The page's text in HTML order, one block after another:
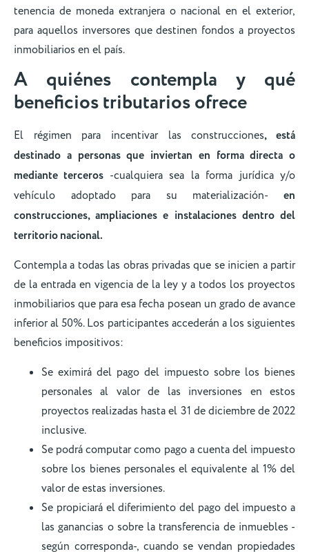
tenencia de moneda extranjera o nacional en el exterior,
para aquellos inversores que destinen fondos a proyectos
inmobiliarios en el país.
A quiénes contempla y qué
beneficios tributarios ofrece
El régimen para incentivar las construcciones, está
destinado a personas que inviertan en forma directa o
mediante terceros -cualquiera sea la forma jurídica y/o
vehículo adoptado para su materialización- en
construcciones, ampliaciones e instalaciones dentro del
territorio nacional.
Contempla a todas las obras privadas que se inicien a partir
de la entrada en vigencia de la ley y a todos los proyectos
inmobiliarios que para esa fecha posean un grado de avance
inferior al 50%. Los participantes accederán a los siguientes
beneficios impositivos:
Se eximirá del pago del impuesto sobre los bienes
personales al valor de las inversiones en estos
proyectos realizadas hasta el 31 de diciembre de 2022
inclusive.
Se podrá computar como pago a cuenta del impuesto
sobre los bienes personales el equivalente al 1% del
valor de estas inversiones.
Se propiciará el diferimiento del pago del impuesto a
las ganancias o sobre la transferencia de inmuebles -
según corresponda-, cuando se vendan propiedades